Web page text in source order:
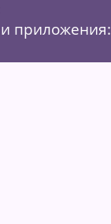
приложения: